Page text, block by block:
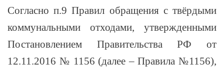
Согласно п.9 Правил обращения с твёрдыми
коммунальными отходами, утвержденными
Постановлением Правительства РФ от
12.11.2016 № 1156 (далее – Правила №1156),